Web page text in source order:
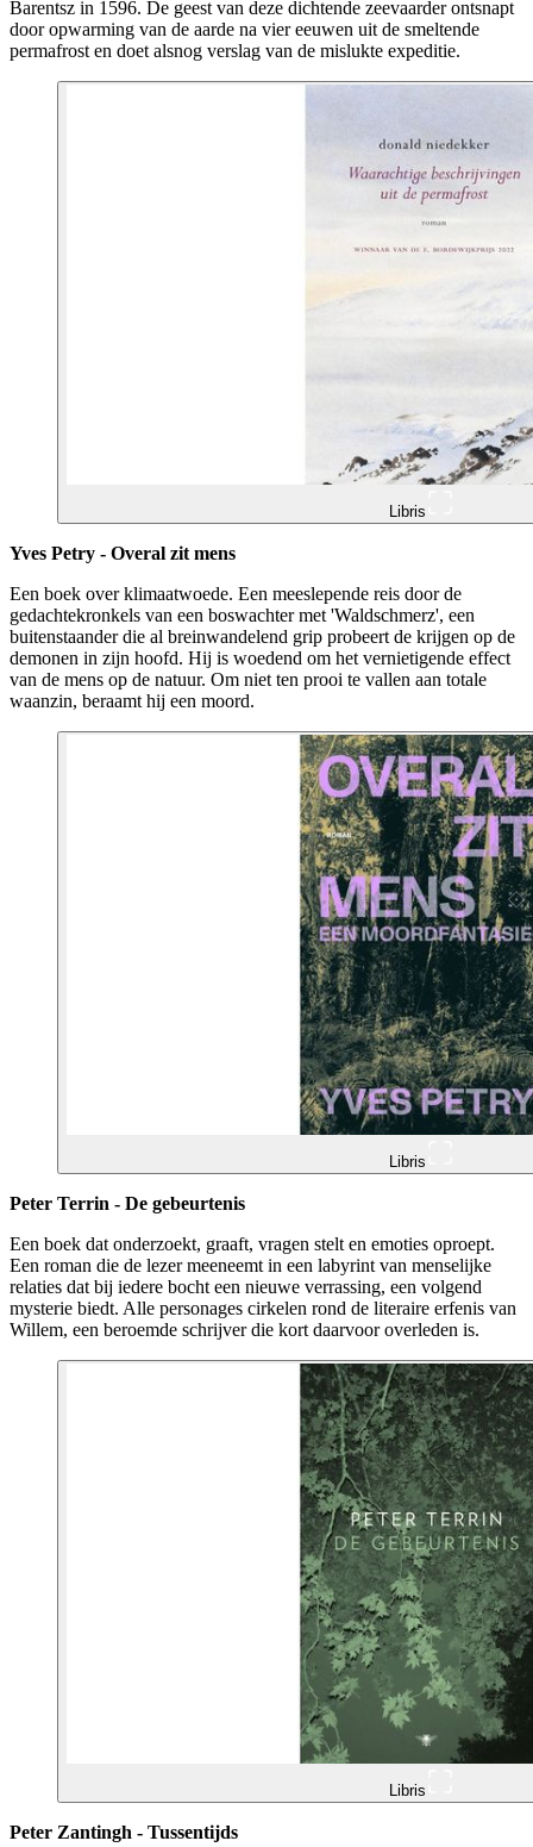
Barentsz in 1596. De geest van deze dichtende zeevaarder ontsnapt
door opwarming van de aarde na vier eeuwen uit de smeltende
permafrost en doet alsnog verslag van de mislukte expeditie.
Libris
Yves Petry - Overal zit mens
Een boek over klimaatwoede. Een meeslepende reis door de
gedachtekronkels van een boswachter met 'Waldschmerz', een
buitenstaander die al breinwandelend grip probeert de krijgen op de
demonen in zijn hoofd. Hij is woedend om het vernietigende effect
van de mens op de natuur. Om niet ten prooi te vallen aan totale
waanzin, beraamt hij een moord.
Libris
Peter Terrin - De gebeurtenis
Een boek dat onderzoekt, graaft, vragen stelt en emoties oproept.
Een roman die de lezer meeneemt in een labyrint van menselijke
relaties dat bij iedere bocht een nieuwe verrassing, een volgend
mysterie biedt. Alle personages cirkelen rond de literaire erfenis van
Willem, een beroemde schrijver die kort daarvoor overleden is.
Libris
Peter Zantingh - Tussentijds